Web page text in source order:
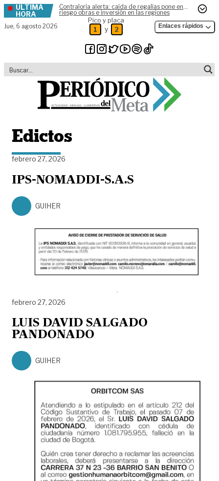
Skip to content
ÚLTIMA
HORA
Contraloría alerta: caída de regalías pone en
riesgo obras e inversión en las regiones
Jue, 6 agosto 2026
Pico y placa
1 y 2 Enlaces rápidos
Edictos
febrero 27, 2026
IPS-NOMADDI-S.A.S
GUIHER
febrero 27, 2026
LUIS DAVID SALGADO
PANDONADO
GUIHER